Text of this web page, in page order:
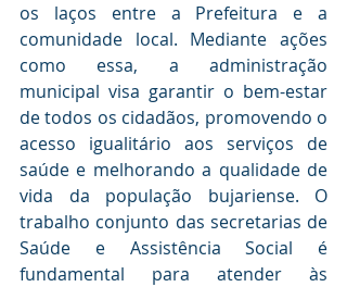
os laços entre a Prefeitura e a
comunidade local. Mediante ações
como essa, a administração
municipal visa garantir o bem-estar
de todos os cidadãos, promovendo o
acesso igualitário aos serviços de
saúde e melhorando a qualidade de
vida da população bujariense. O
trabalho conjunto das secretarias de
Saúde e Assistência Social é
fundamental para atender às